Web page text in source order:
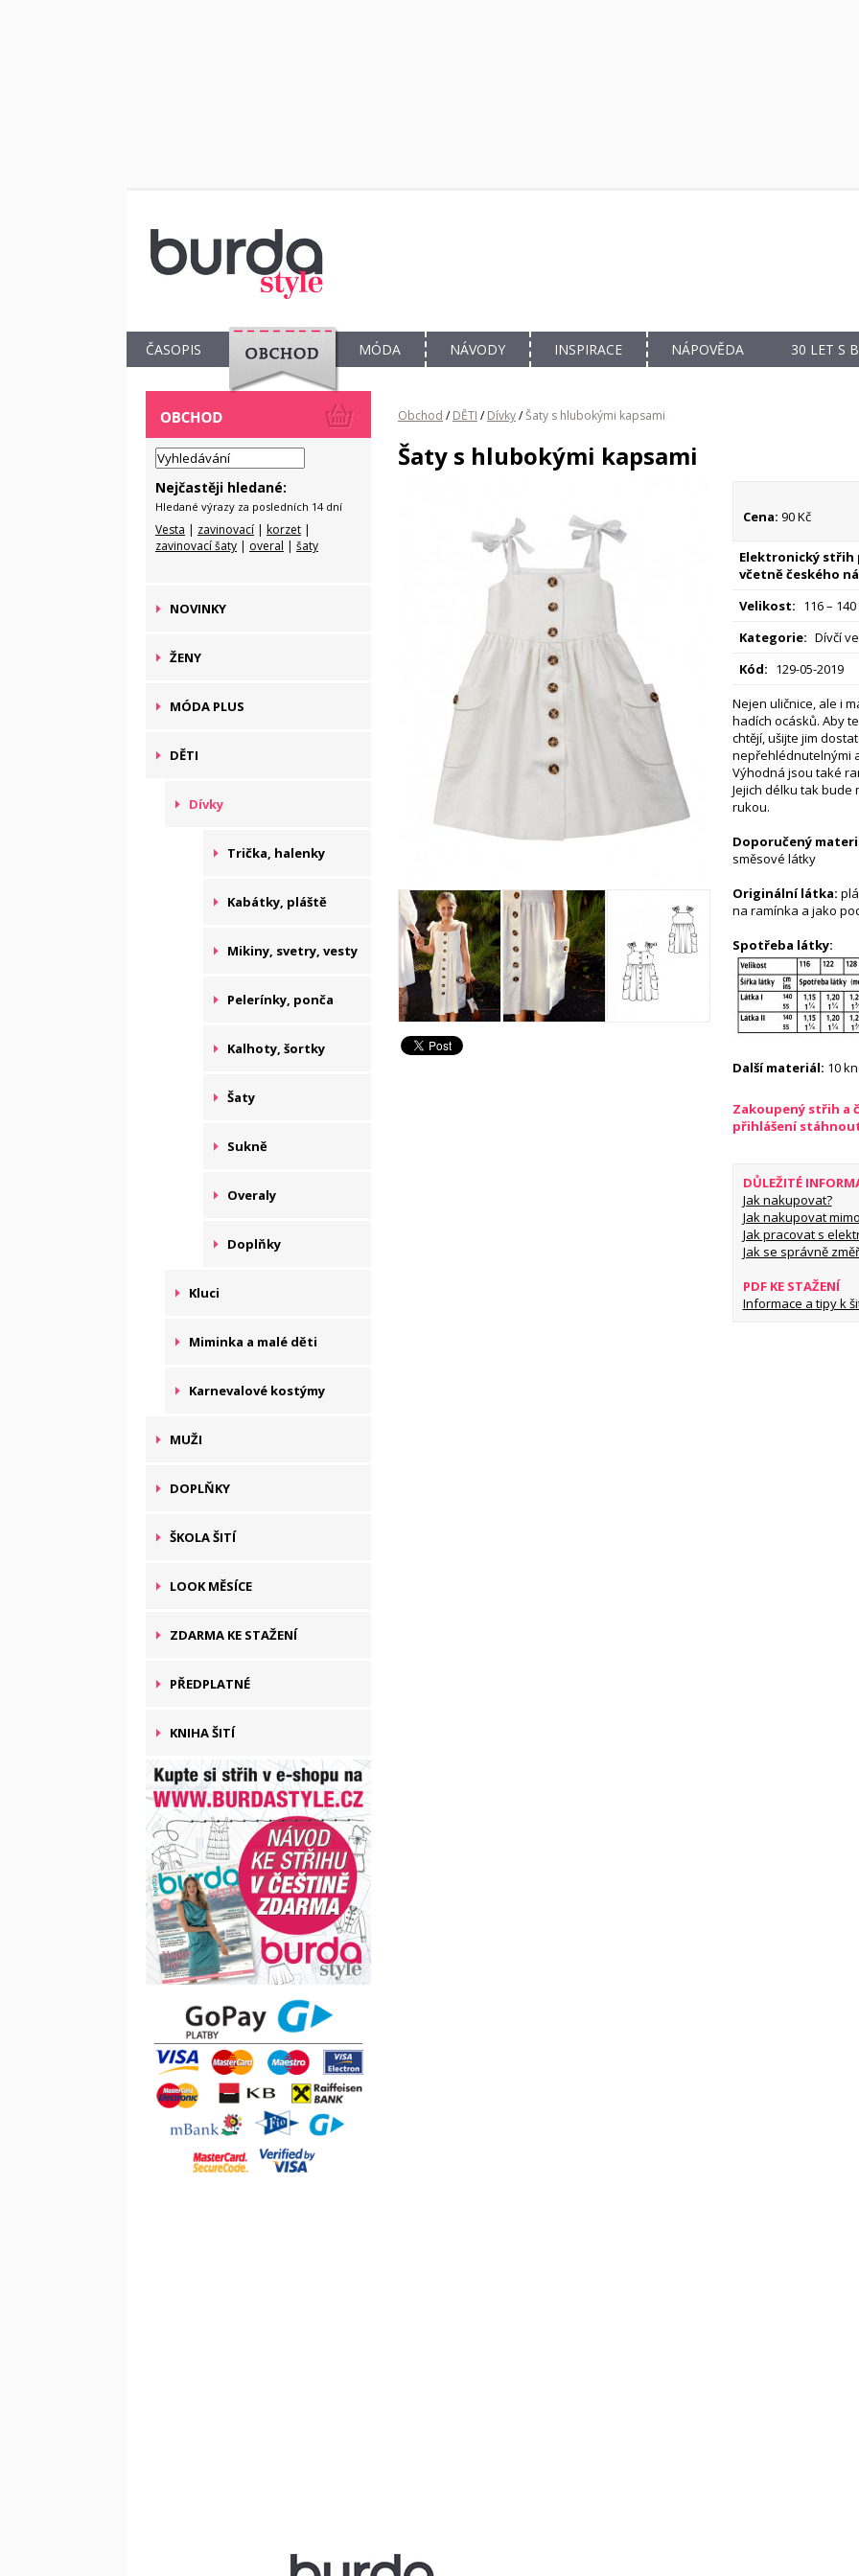
ČASOPIS
OBCHOD
MÓDA NÁVODY INSPIRACE NÁPOVĚDA 30 LET S
Nejčastěji hledané:
Hledané výrazy za posledních 14 dní
Vesta | zavinovací | korzet |
zavinovací šaty | overal | šaty
NOVINKY
ŽENY
MÓDA PLUS
DĚTI
Dívky
Trička, halenky
Kabátky, pláště
Mikiny, svetry, vesty
Pelerínky, ponča
Kalhoty, šortky
Šaty
Sukně
Overaly
Doplňky
Kluci
Miminka a malé děti
Karnevalové kostýmy
MUŽI
DOPLŇKY
ŠKOLA ŠITÍ
LOOK MĚSÍCE
ZDARMA KE STAŽENÍ
PŘEDPLATNÉ
KNIHA ŠITÍ
Obchod / DĚTI / Dívky/Šaty s hlubokými kapsami
Šaty s hlubokými kapsami
Cena: 90 Kč
Elektronický střih
včetně českého
Velikost: 116 – 140
Kategorie: Dívčí
Kód: 129-05-2019
Nejen uličnice, ale i
hadích ocásků. Aby
chtějí, ušijte jim
nepřehlédnutelnými
Výhodná jsou také
Jejich délku tak bude
rukou.
Doporučený
směsové látky
Originální látka:
na ramínka a jako
Spotřeba látky:
Další materiál: 10
Zakoupený střih a
přihlášení
DŮLEŽITÉ
Jak nakupovat?
Jak nakupovat
Jak pracovat s
Jak se správně
PDF KE STAŽENÍ
Informace a tipy k